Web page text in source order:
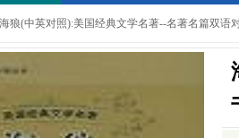
海狼(中英对照):美国经典文学名著--名著名篇双语